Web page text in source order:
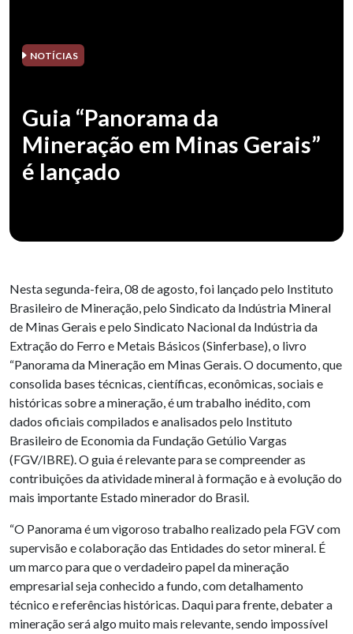
NOTÍCIAS
Guia “Panorama da
Mineração em Minas Gerais”
é lançado
Nesta segunda-feira, 08 de agosto, foi lançado pelo Instituto
Brasileiro de Mineração, pelo Sindicato da Indústria Mineral
de Minas Gerais e pelo Sindicato Nacional da Indústria da
Extração do Ferro e Metais Básicos (Sinferbase), o livro
“Panorama da Mineração em Minas Gerais. O documento, que
consolida bases técnicas, científicas, econômicas, sociais e
históricas sobre a mineração, é um trabalho inédito, com
dados oficiais compilados e analisados pelo Instituto
Brasileiro de Economia da Fundação Getúlio Vargas
(FGV/IBRE). O guia é relevante para se compreender as
contribuições da atividade mineral à formação e à evolução do
mais importante Estado minerador do Brasil.
“O Panorama é um vigoroso trabalho realizado pela FGV com
supervisão e colaboração das Entidades do setor mineral. É
um marco para que o verdadeiro papel da mineração
empresarial seja conhecido a fundo, com detalhamento
técnico e referências históricas. Daqui para frente, debater a
mineração será algo muito mais relevante, sendo impossível